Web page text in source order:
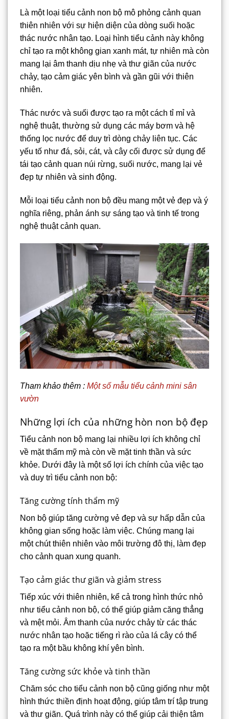
Là một loại tiểu cảnh non bộ mô phỏng cảnh quan
thiên nhiên với sự hiện diện của dòng suối hoặc
thác nước nhân tạo. Loại hình tiểu cảnh này không
chỉ tạo ra một không gian xanh mát, tự nhiên mà còn
mang lại âm thanh dịu nhẹ và thư giãn của nước
chảy, tạo cảm giác yên bình và gần gũi với thiên
nhiên.
Thác nước và suối được tạo ra một cách tỉ mỉ và
nghệ thuật, thường sử dụng các máy bơm và hệ
thống lọc nước để duy trì dòng chảy liên tục. Các
yếu tố như đá, sỏi, cát, và cây cối được sử dụng để
tái tạo cảnh quan núi rừng, suối nước, mang lại vẻ
đẹp tự nhiên và sinh động.
Mỗi loại tiểu cảnh non bộ đều mang một vẻ đẹp và ý
nghĩa riêng, phản ánh sự sáng tạo và tinh tế trong
nghệ thuật cảnh quan.
Tham khảo thêm : Một số mẫu tiểu cảnh mini sân
vườn
Những lợi ích của những hòn non bộ đẹp
Tiểu cảnh non bộ mang lại nhiều lợi ích không chỉ
về mặt thẩm mỹ mà còn về mặt tinh thần và sức
khỏe. Dưới đây là một số lợi ích chính của việc tạo
và duy trì tiểu cảnh non bộ:
Tăng cường tính thẩm mỹ
Non bộ giúp tăng cường vẻ đẹp và sự hấp dẫn của
không gian sống hoặc làm việc. Chúng mang lại
một chút thiên nhiên vào môi trường đô thị, làm đẹp
cho cảnh quan xung quanh.
Tạo cảm giác thư giãn và giảm stress
Tiếp xúc với thiên nhiên, kể cả trong hình thức nhỏ
như tiểu cảnh non bộ, có thể giúp giảm căng thẳng
và mệt mỏi. Âm thanh của nước chảy từ các thác
nước nhân tạo hoặc tiếng rì rào của lá cây có thể
tạo ra một bầu không khí yên bình.
Tăng cường sức khỏe và tinh thần
Chăm sóc cho tiểu cảnh non bộ cũng giống như một
hình thức thiền định hoạt động, giúp tâm trí tập trung
và thư giãn. Quá trình này có thể giúp cải thiện tâm